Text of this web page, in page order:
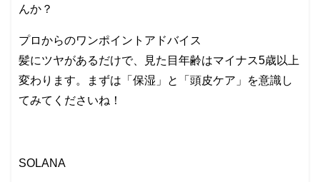
んか？
プロからのワンポイントアドバイス
髪にツヤがあるだけで、見た目年齢はマイナス5歳以上
変わります。まずは「保湿」と「頭皮ケア」を意識し
てみてくださいね！
SOLANA